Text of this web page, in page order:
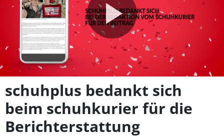
Video
schuhplus bedankt sich
beim schuhkurier für die
Berichterstattung